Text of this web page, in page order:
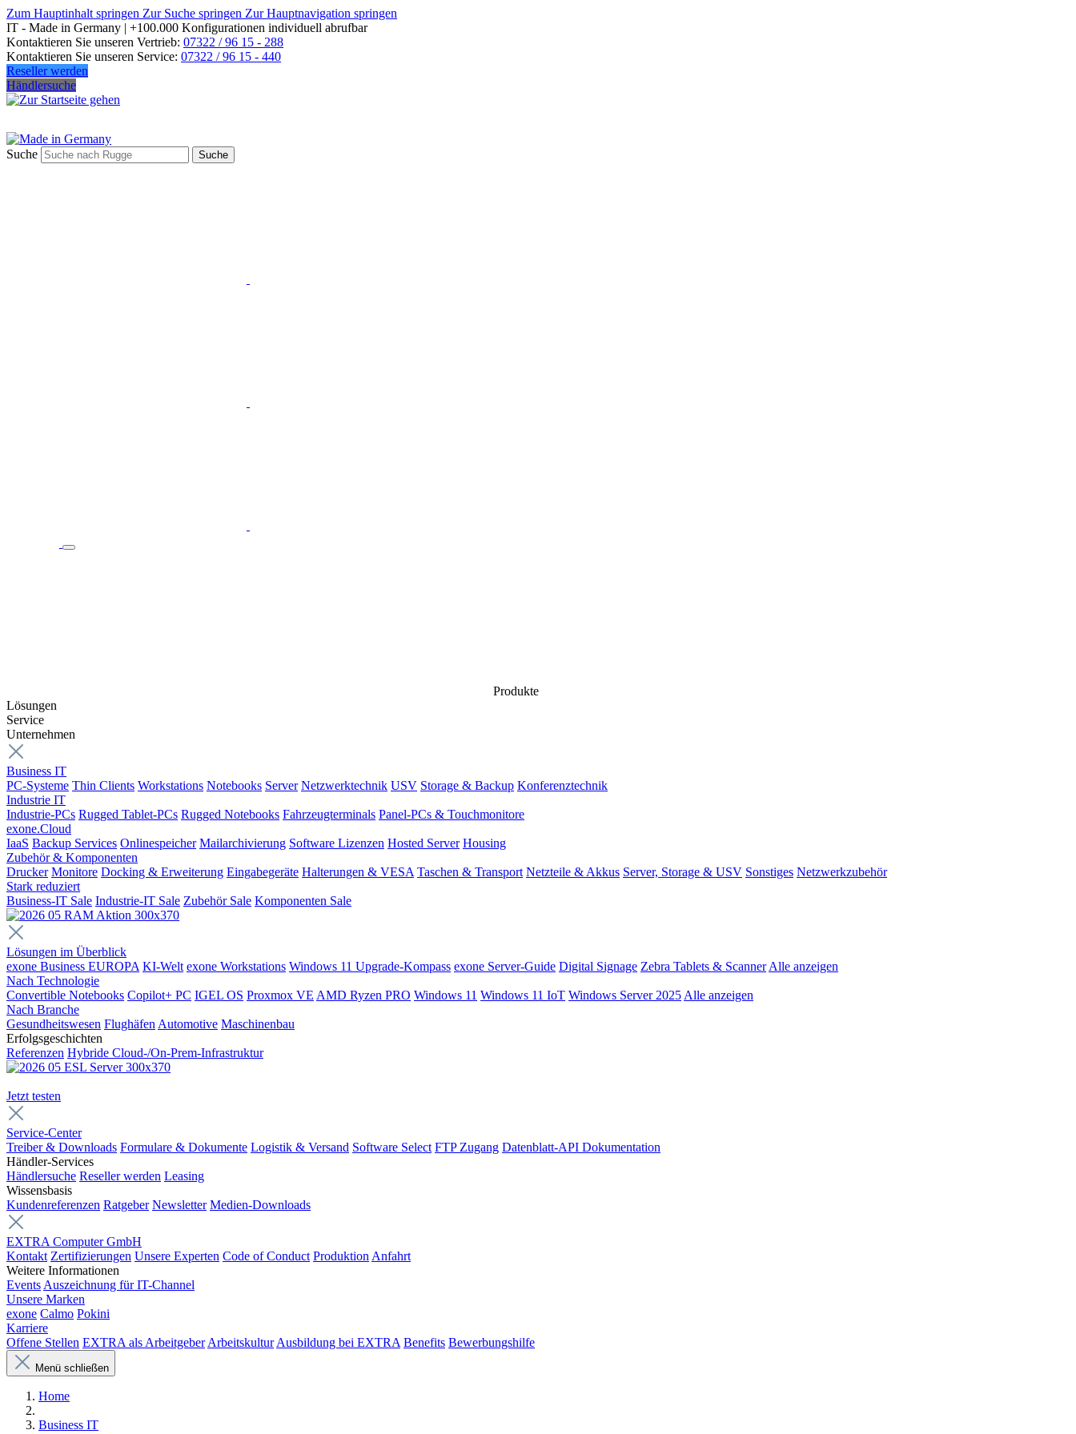
Zum Hauptinhalt springen Zur Suche springen Zur Hauptnavigation springen
IT - Made in Germany | +100.000 Konfigurationen individuell abrufbar
Kontaktieren Sie unseren Vertrieb: 07322 / 96 15 - 288
Kontaktieren Sie unseren Service: 07322 / 96 15 - 440
Reseller werden
Händlersuche
Suche Suche
Produkte
Lösungen
Service
Unternehmen
Business IT
PC-Systeme Thin Clients Workstations Notebooks Server Netzwerktechnik USV Storage & Backup Konferenztechnik
Industrie IT
Industrie-PCs Rugged Tablet-PCs Rugged Notebooks Fahrzeugterminals Panel-PCs & Touchmonitore
exone.Cloud
IaaS Backup Services Onlinespeicher Mailarchivierung Software Lizenzen Hosted Server Housing
Zubehör & Komponenten
Drucker Monitore Docking & Erweiterung Eingabegeräte Halterungen & VESA Taschen & Transport Netzteile & Akkus Server, Storage & USV Sonstiges Netzwerkzubehör
Stark reduziert
Business-IT Sale Industrie-IT Sale Zubehör Sale Komponenten Sale
Lösungen im Überblick
exone Business EUROPA KI-Welt exone Workstations Windows 11 Upgrade-Kompass exone Server-Guide Digital Signage Zebra Tablets & Scanner Alle anzeigen
Nach Technologie
Convertible Notebooks Copilot+ PC IGEL OS Proxmox VE AMD Ryzen PRO Windows 11 Windows 11 IoT Windows Server 2025 Alle anzeigen
Nach Branche
Gesundheitswesen Flughäfen Automotive Maschinenbau
Erfolgsgeschichten
Referenzen Hybride Cloud-/On-Prem-Infrastruktur
Jetzt testen
Service-Center
Treiber & Downloads Formulare & Dokumente Logistik & Versand Software Select FTP Zugang Datenblatt-API Dokumentation
Händler-Services
Händlersuche Reseller werden Leasing
Wissensbasis
Kundenreferenzen Ratgeber Newsletter Medien-Downloads
EXTRA Computer GmbH
Kontakt Zertifizierungen Unsere Experten Code of Conduct Produktion Anfahrt
Weitere Informationen
Events Auszeichnung für IT-Channel
Unsere Marken
exone Calmo Pokini
Karriere
Offene Stellen EXTRA als Arbeitgeber Arbeitskultur Ausbildung bei EXTRA Benefits Bewerbungshilfe
Menü schließen
Home
Business IT